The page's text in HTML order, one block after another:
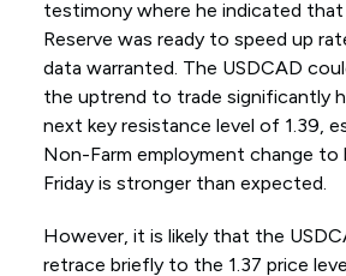
testimony where he indicated that
Reserve was ready to speed up
data warranted. The USDCAD
the uptrend to trade significantly
next key resistance level of 1.39,
Non-Farm employment change to
Friday is stronger than expected.
However, it is likely that the
retrace briefly to the 1.37 price